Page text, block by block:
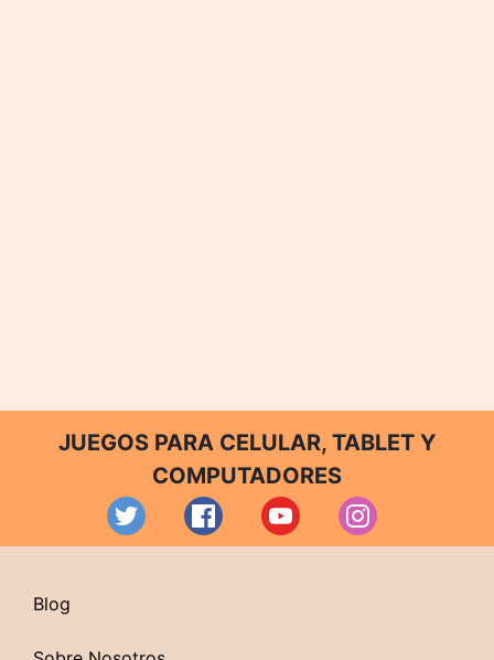
JUEGOS PARA CELULAR, TABLET Y
COMPUTADORES
Blog